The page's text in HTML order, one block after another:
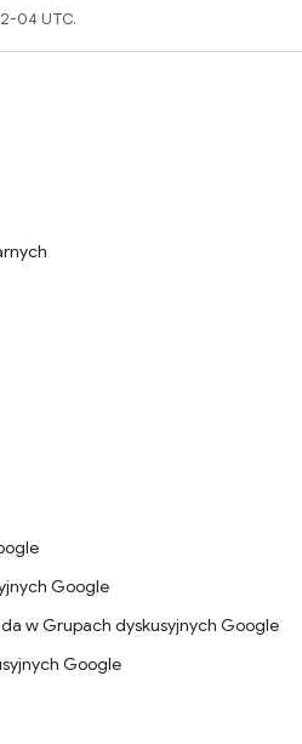
04 UTC.
Google
w Grupach dyskusyjnych Google
Google